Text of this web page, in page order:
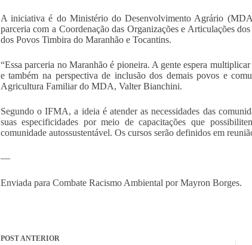
A iniciativa é do Ministério do Desenvolvimento Agrário
parceria com a Coordenação das Organizações e Articulações
dos Povos Timbira do Maranhão e Tocantins.
“Essa parceria no Maranhão é pioneira. A gente espera
e também na perspectiva de inclusão dos demais povos e
Agricultura Familiar do MDA, Valter Bianchini.
Segundo o IFMA, a ideia é atender as necessidades das
suas especificidades por meio de capacitações que
comunidade autossustentável. Os cursos serão definidos em
—
Enviada para Combate Racismo Ambiental por Mayron Borges.
POSTANTERIOR